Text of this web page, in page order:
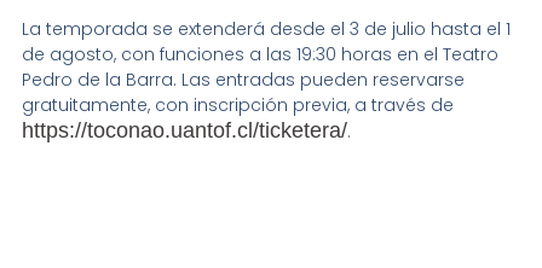
La temporada se extenderá desde el 3 de julio hasta el 1
de agosto, con funciones a las 19:30 horas en el Teatro
Pedro de la Barra. Las entradas pueden reservarse
gratuitamente, con inscripción previa, a través de
https://toconao.uantof.cl/ticketera/.